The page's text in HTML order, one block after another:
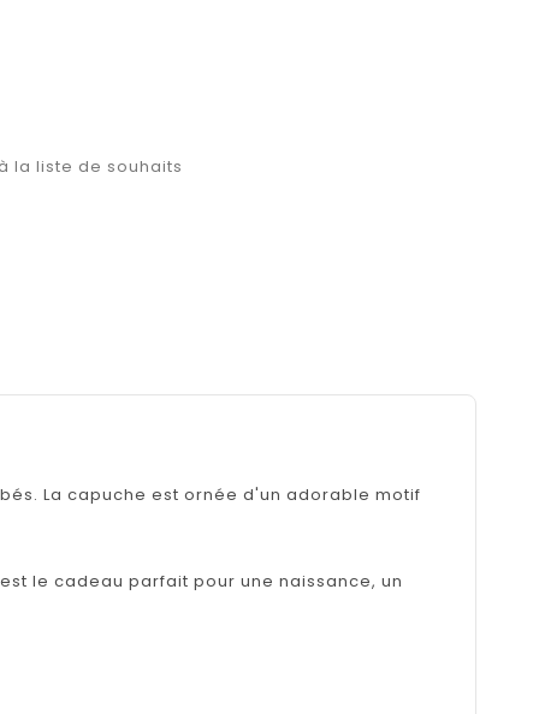
la liste de souhaits
La capuche est ornée d'un adorable motif
le cadeau parfait pour une naissance, un